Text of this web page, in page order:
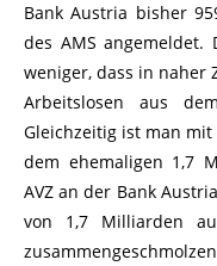
Bank Austria bisher
des AMS
weniger, dass in naher
Arbeitslosen aus
Gleichzeitig ist man
dem ehemaligen 1,7
AVZ an der Bank
von 1,7 Milliarden